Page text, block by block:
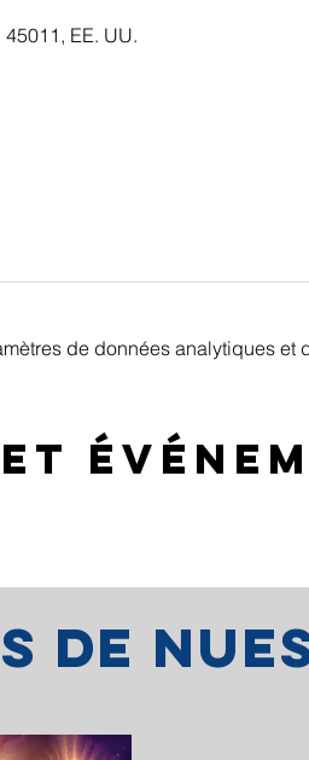
EE. UU.
de données analytiques et
de